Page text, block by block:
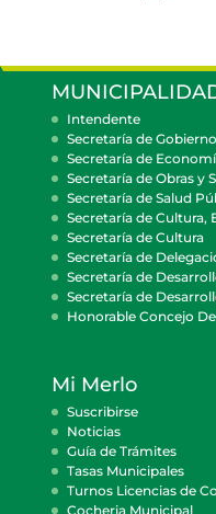
Intendente
Secretaría de Gobierno
Secretaría de
Secretaría de Obras y
Secretaría de Salud
Secretaría de Cultura,
Secretaría de Cultura
Secretaría de
Secretaría de
Secretaría de
Honorable Concejo
Mi Merlo
Suscribirse
Noticias
Guía de Trámites
Tasas Municipales
Turnos Licencias de
Cocheria Municipal